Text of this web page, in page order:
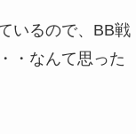
いるので、BB戦
・なんて思った